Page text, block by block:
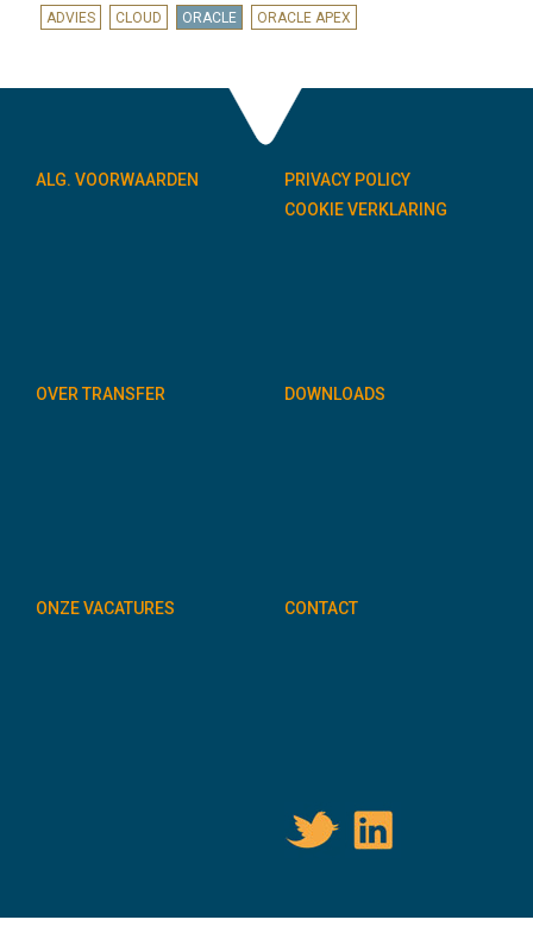
ADVIES CLOUD ORACLE ORACLE APEX
ALG. VOORWAARDEN
PRIVACY POLICY
COOKIE VERKLARING
OVER TRANSFER DOWNLOADS
ONZE VACATURES CONTACT